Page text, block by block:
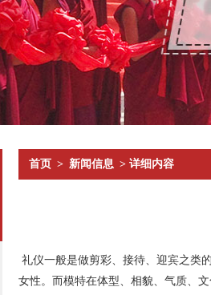
首页 > 新闻信息 > 详细内容
礼仪一般是做剪彩、接待、迎宾之类
女性。而模特在体型、相貌、气质、